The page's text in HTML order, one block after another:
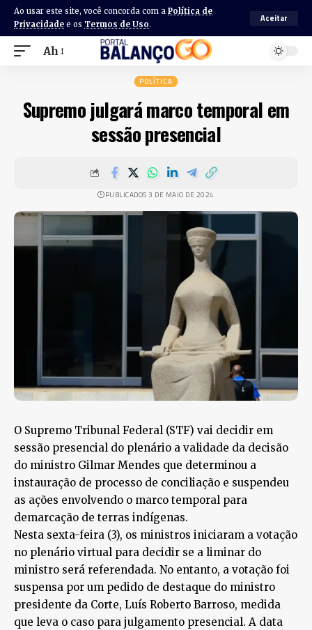
Ao usar este site, você concorda com a Política de
Privacidade e os Termos de Uso.
Aceitar
Ah
POLÍTICA
Supremo julgará marco temporal em
sessão presencial
PUBLICADOS 3 DE MAIO DE 2024
O Supremo Tribunal Federal (STF) vai decidir em
sessão presencial do plenário a validade da decisão
do ministro Gilmar Mendes que determinou a
instauração de processo de conciliação e suspendeu
as ações envolvendo o marco temporal para
demarcação de terras indígenas.
Nesta sexta-feira (3), os ministros iniciaram a votação
no plenário virtual para decidir se a liminar do
ministro será referendada. No entanto, a votação foi
suspensa por um pedido de destaque do ministro
presidente da Corte, Luís Roberto Barroso, medida
que leva o caso para julgamento presencial. A data